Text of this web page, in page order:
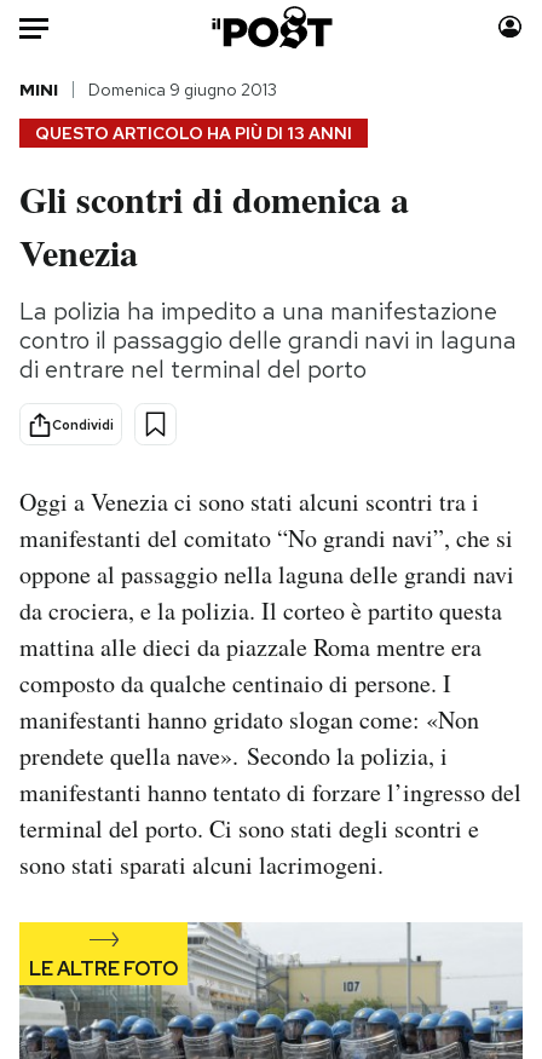
Auto
HOME
Italia
Politica
Tecnologia
Internet
Scienza
Cultura
Economia
Moda
Storie/Idee
Ok Boomer!
Media
PODCAST
I MIEI PREFERITI
SHOP
AREA PERSONALE
Area Personale
QUESTO ARTICOLO HA PIÙ DI 13 ANNI
MINI Domenica 9 giugno 2013
Gli scontri di domenica a
Venezia
La polizia ha impedito a una manifestazione
contro il passaggio delle grandi navi in laguna
di entrare nel terminal del porto
Condividi
Oggi a Venezia ci sono stati alcuni scontri tra i
manifestanti del comitato “No grandi navi”, che si
oppone al passaggio nella laguna delle grandi navi
da crociera, e la polizia. Il corteo è partito questa
mattina alle dieci da piazzale Roma mentre era
composto da qualche centinaio di persone. I
manifestanti hanno gridato slogan come: «Non
prendete quella nave». Secondo la polizia, i
manifestanti hanno tentato di forzare l’ingresso del
terminal del porto. Ci sono stati degli scontri e
sono stati sparati alcuni lacrimogeni.